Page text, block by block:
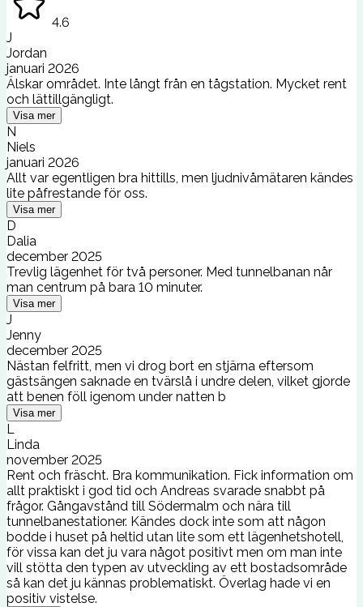
4.6
J
Jordan
januari 2026
Älskar området. Inte långt från en tågstation. Mycket rent
och lättillgängligt.
Visa mer
N
Niels
januari 2026
Allt var egentligen bra hittills, men ljudnivåmätaren kändes
lite påfrestande för oss.
Visa mer
D
Dalia
december 2025
Trevlig lägenhet för två personer. Med tunnelbanan når
man centrum på bara 10 minuter.
Visa mer
J
Jenny
december 2025
Nästan felfritt, men vi drog bort en stjärna eftersom
gästsängen saknade en tvärslå i undre delen, vilket gjorde
att benen föll igenom under natten b
Visa mer
L
Linda
november 2025
Rent och fräscht. Bra kommunikation. Fick information om
allt praktiskt i god tid och Andreas svarade snabbt på
frågor. Gångavstånd till Södermalm och nära till
tunnelbanestationer. Kändes dock inte som att någon
bodde i huset på heltid utan lite som ett lägenhetshotell,
för vissa kan det ju vara något positivt men om man inte
vill stötta den typen av utveckling av ett bostadsområde
så kan det ju kännas problematiskt. Överlag hade vi en
positiv vistelse.